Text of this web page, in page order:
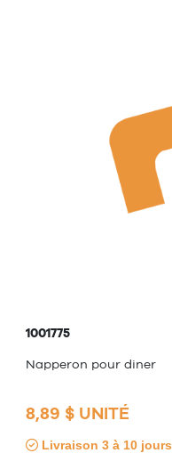
1001775
Napperon pour diner
8,89 $ UNITÉ
Livraison 3 à 10 jours